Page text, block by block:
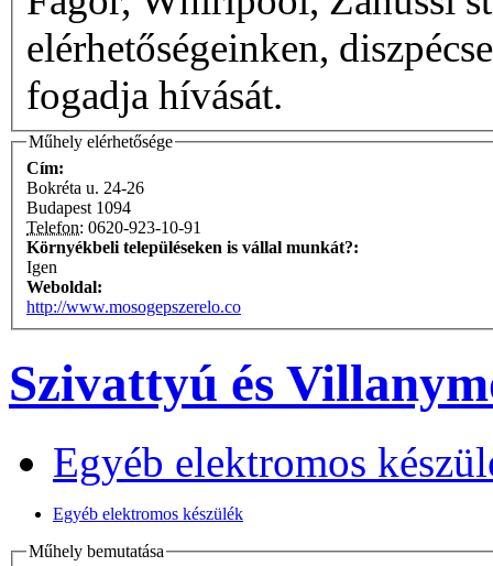
elérhetőségeinken,
fogadja hívását.
Műhely elérhetősége
Cím:
Bokréta u. 24-26
Budapest 1094
Telefon: 0620-923-10-91
Környékbeli településeken is vállal munkát?:
Igen
Weboldal:
http://www.mosogepszerelo.co
Szivattyú és
Egyéb elektromos
Egyéb elektromos készülék
Műhely bemutatása